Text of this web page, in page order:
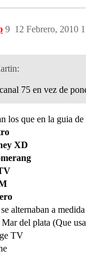
12 Febrero, 2010
9
75 en vez de
los que en la guia
XD
alternaban a
del plata (Que
TV